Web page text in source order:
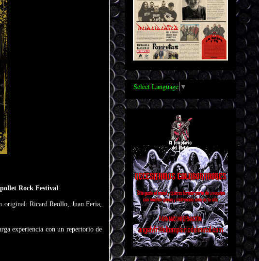
Rock Festival.
original: Ricard Reollo, Juan Feria,
experiencia con un repertorio de
Select Language ▼